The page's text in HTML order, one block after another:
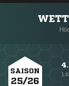
SAISON
25/26